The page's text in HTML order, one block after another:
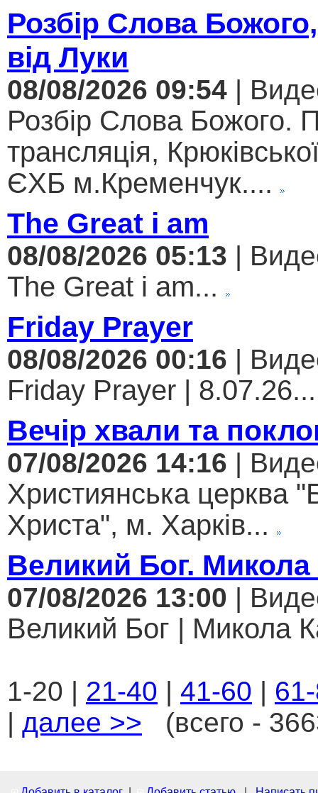
Розбір Слова
від Луки
08/08/2026 09:54 |
Розбір Слова Божого.
трансляція,
ЄХБ м.Кременчук....
The Great i am
08/08/2026 05:13 |
The Great i am...
Friday Prayer
08/08/2026 00:16 |
Friday Prayer | 8.07.26...
Вечір хвали та
07/08/2026 14:16 |
Християнська церква
Христа", м. Харків...
Великий Бог. Микола
07/08/2026 13:00 |
Великий Бог | Микола
1-20 | 21-40 | 41-60 |
| далее >> (всего -